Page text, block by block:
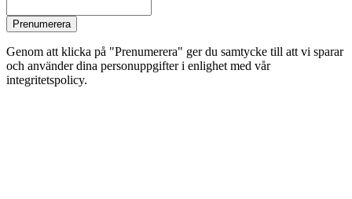
Prenumerera
Genom att klicka på "Prenumerera" ger du samtycke till att vi sparar
och använder dina personuppgifter i enlighet med vår
integritetspolicy.